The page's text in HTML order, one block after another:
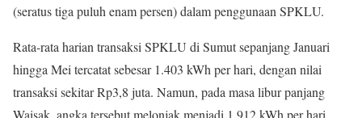
(seratus tiga puluh enam persen) dalam penggunaan SPKLU.
Rata-rata harian transaksi SPKLU di Sumut sepanjang Januari
hingga Mei tercatat sebesar 1.403 kWh per hari, dengan nilai
transaksi sekitar Rp3,8 juta. Namun, pada masa libur panjang
Waisak, angka tersebut melonjak menjadi 1.912 kWh per hari